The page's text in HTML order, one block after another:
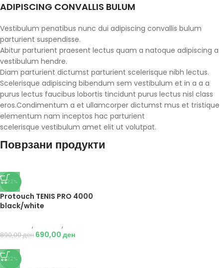
ADIPISCING CONVALLIS BULUM
Vestibulum penatibus nunc dui adipiscing convallis bulum
parturient suspendisse.
Abitur parturient praesent lectus quam a natoque adipiscing a
vestibulum hendre.
Diam parturient dictumst parturient scelerisque nibh lectus.
Scelerisque adipiscing bibendum sem vestibulum et in a a a
purus lectus faucibus lobortis tincidunt purus lectus nisl class
eros.Condimentum a et ullamcorper dictumst mus et tristique
elementum nam inceptos hac parturient
scelerisque vestibulum amet elit ut volutpat.
Поврзани продукти
-22%
Protouch TENIS PRO 4000
black/white
, ,
890,00ден 690,00 ден
-22%